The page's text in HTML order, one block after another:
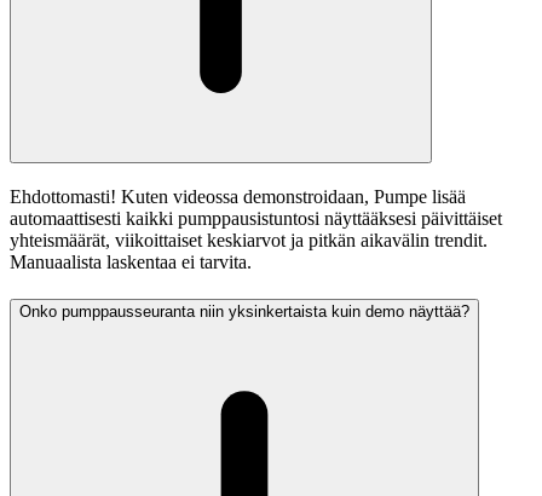
Ehdottomasti! Kuten videossa demonstroidaan, Pumpe lisää
automaattisesti kaikki pumppausistuntosi näyttääksesi päivittäiset
yhteismäärät, viikoittaiset keskiarvot ja pitkän aikavälin trendit.
Manuaalista laskentaa ei tarvita.
Onko pumppausseuranta niin yksinkertaista kuin demo näyttää?